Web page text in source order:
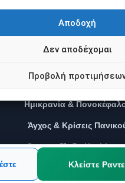
Αποδοχή
Δεν αποδέχομαι
Προβολή
Κλείστε
Ορίστε μας ως
ΟΜΟΙΟΠΑΘΗΤΙΚΉ &
Ημικρανία &
Άγχος & Κρίσεις
Θυρεοειδίτιδα
Ευερέθιστο Έντερο